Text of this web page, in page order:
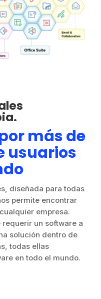
más de
usuarios
diseñada para todas
permite encontrar
empresa.
un software a
solución dentro de
todas ellas
en todo el mundo.